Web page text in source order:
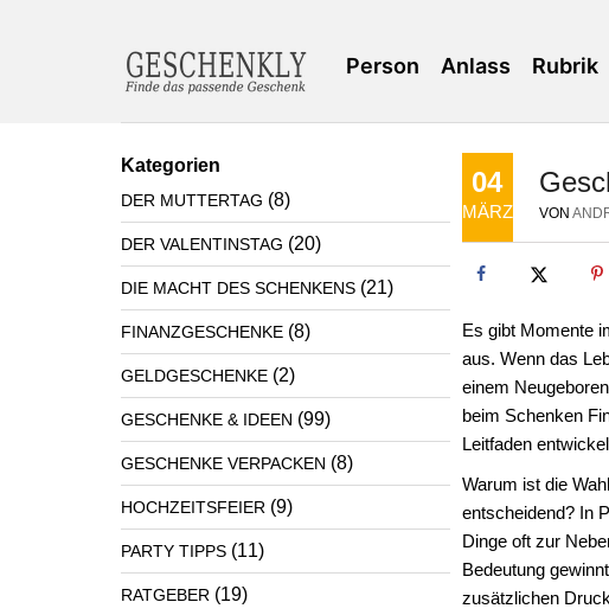
Person Anlass Rubrik
04
MÄRZ VON
Es gibt Momente
aus. Wenn das
einem
beim Schenken
Leitfaden
Warum ist die
entscheidend? In
Dinge oft zur
Bedeutung
zusätzlichen
Kategorien
DER MUTTERTAG (8)
DER VALENTINSTAG (20)
DIE MACHT DES SCHENKENS (21)
FINANZGESCHENKE (8)
GELDGESCHENKE (2)
GESCHENKE & IDEEN (99)
GESCHENKE VERPACKEN (8)
HOCHZEITSFEIER (9)
PARTY TIPPS (11)
RATGEBER (19)